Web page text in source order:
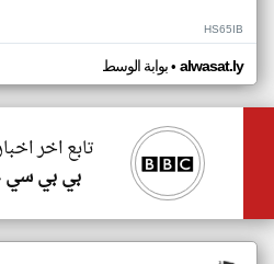
HS65IB
بوابة الوسط• alwasat.ly
تابع اخر
بي بي سي